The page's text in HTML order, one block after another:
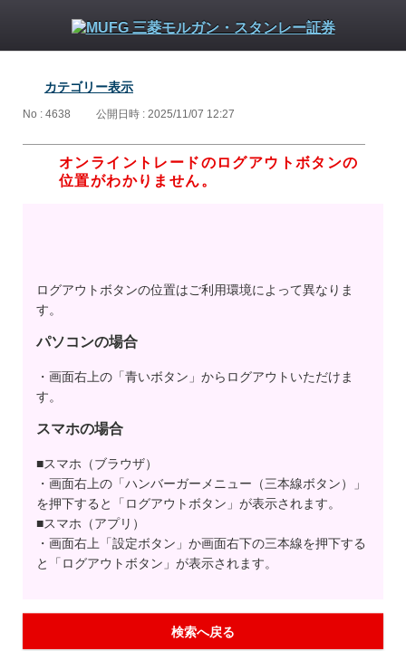
カテゴリー表示
No : 4638 公開日時 : 2025/11/07 12:27
オンライントレードのログアウトボタンの
位置がわかりません。
ログアウトボタンの位置はご利用環境によって異なりま
す。
パソコンの場合
・画面右上の「青いボタン」からログアウトいただけま
す。
スマホの場合
■スマホ（ブラウザ）
・画面右上の「ハンバーガーメニュー（三本線ボタン）」
を押下すると「ログアウトボタン」が表示されます。
■スマホ（アプリ）
・画面右上「設定ボタン」か画面右下の三本線を押下する
と「ログアウトボタン」が表示されます。
検索へ戻る